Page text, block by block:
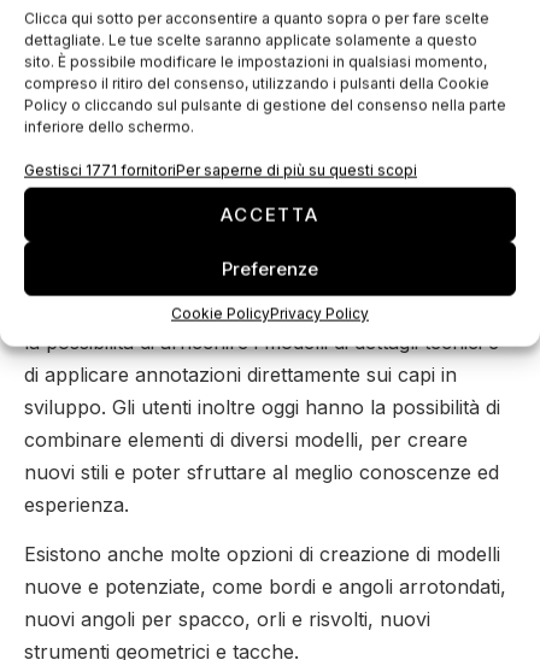
Clicca qui sotto per acconsentire a quanto sopra o per fare scelte
dettagliate. Le tue scelte saranno applicate solamente a questo
sito. È possibile modificare le impostazioni in qualsiasi momento,
compreso il ritiro del consenso, utilizzando i pulsanti della Cookie
Policy o cliccando sul pulsante di gestione del consenso nella parte
inferiore dello schermo.
Gestisci 1771 fornitoriPer saperne di più su questi scopi
ACCETTA
Preferenze
Cookie PolicyPrivacy Policy
svariati motivi, tra cui anche il risparmio di tempo, la
maggiore produttività e un migliore utilizzo dei tessuti.
La nuova funzione per le pieghe rappresenta una
vera rivoluzione, perché ci consente di guadagnare
tempo rispetto alla creazione manuale di modelli. E il
risultato finale è perfetto”, aggiunge.
Quest’ultima versione comprende anche altri
miglioramenti che favoriscono uno sviluppo del
prodotto più lineare, più rapido e più accurato, come
la possibilità di arricchire i modelli di dettagli tecnici e
di applicare annotazioni direttamente sui capi in
sviluppo. Gli utenti inoltre oggi hanno la possibilità di
combinare elementi di diversi modelli, per creare
nuovi stili e poter sfruttare al meglio conoscenze ed
esperienza.
Esistono anche molte opzioni di creazione di modelli
nuove e potenziate, come bordi e angoli arrotondati,
nuovi angoli per spacco, orli e risvolti, nuovi
strumenti geometrici e tacche.